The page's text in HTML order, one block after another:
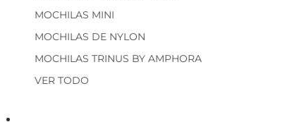
MOCHILAS MINI
MOCHILAS DE NYLON
MOCHILAS TRINUS BY AMPHORA
VER TODO